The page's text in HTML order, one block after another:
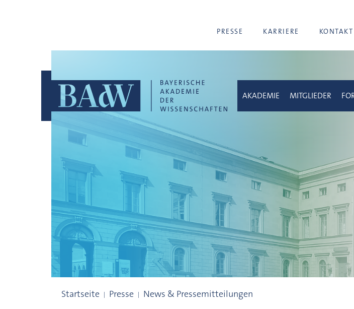
PRESSE KARRIERE KONTAKT
AKADEMIE MITGLIEDER
Startseite Presse News & Pressemitteilungen